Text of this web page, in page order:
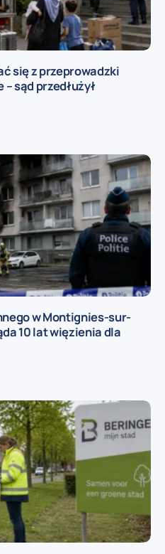
się z przeprowadzki
sąd przedłużył
w Montignies-sur-
10 lat więzienia dla